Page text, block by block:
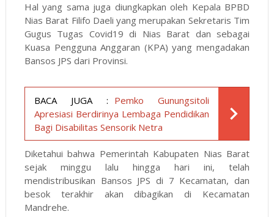
Hal yang sama juga diungkapkan oleh Kepala BPBD
Nias Barat Filifo Daeli yang merupakan Sekretaris Tim
Gugus Tugas Covid19 di Nias Barat dan sebagai
Kuasa Pengguna Anggaran (KPA) yang mengadakan
Bansos JPS dari Provinsi.
BACA JUGA : Pemko Gunungsitoli
Apresiasi Berdirinya Lembaga Pendidikan
Bagi Disabilitas Sensorik Netra
Diketahui bahwa Pemerintah Kabupaten Nias Barat
sejak minggu lalu hingga hari ini, telah
mendistribusikan Bansos JPS di 7 Kecamatan, dan
besok terakhir akan dibagikan di Kecamatan
Mandrehe.